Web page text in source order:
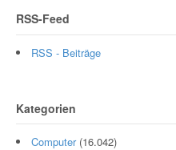
RSS-Feed
RSS - Beiträge
Kategorien
Computer(16.042)